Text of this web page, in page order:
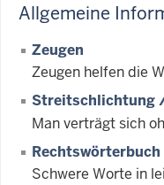
Allgemeine
Zeugen
Zeugen helfen die
Streitschlichtung
Man verträgt sich
Rechtswörterbuch
Schwere Worte in